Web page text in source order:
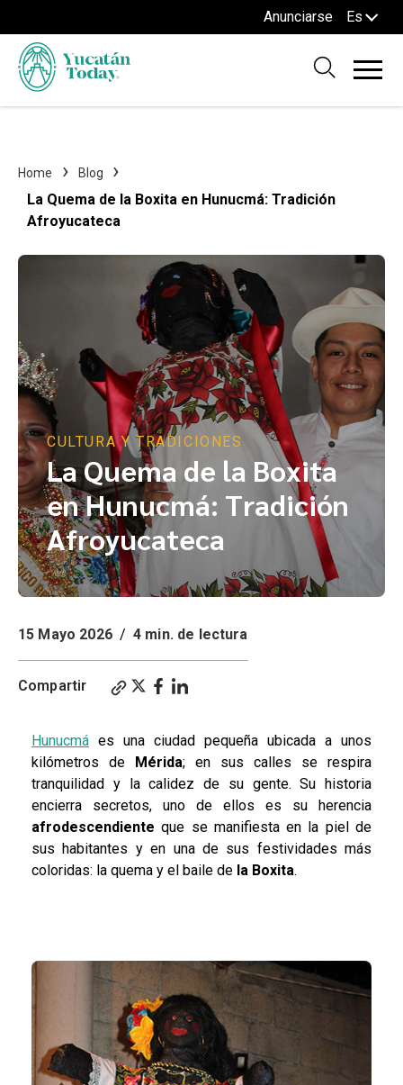
Anunciarse Es
Home Blog
La Quema de la Boxita en Hunucmá: Tradición
Afroyucateca
CULTURA Y TRADICIONES
La Quema de la Boxita
en Hunucmá: Tradición
Afroyucateca
15 Mayo 2026 / 4 min. de lectura
Compartir
Hunucmá es una ciudad pequeña ubicada a unos
kilómetros de Mérida; en sus calles se respira
tranquilidad y la calidez de su gente. Su historia
encierra secretos, uno de ellos es su herencia
afrodescendiente que se manifiesta en la piel de
sus habitantes y en una de sus festividades más
coloridas: la quema y el baile de la Boxita.